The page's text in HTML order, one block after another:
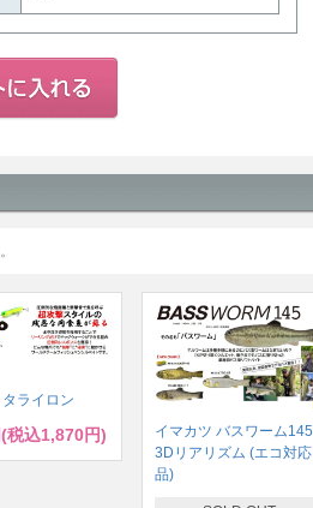
ライロン
税込1,870円)
イマカツ バスワーム145
3Dリアリズム (エコ対応
品)